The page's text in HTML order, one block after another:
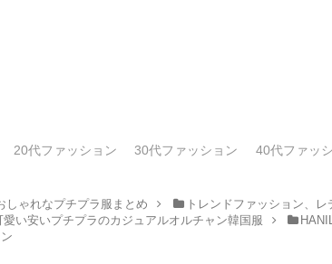
20代ファッション 30代ファッション 40代ファッ
しゃれなプチプラ服まとめ
トレンドファッション、
い安いプチプラのカジュアルオルチャン韓国服